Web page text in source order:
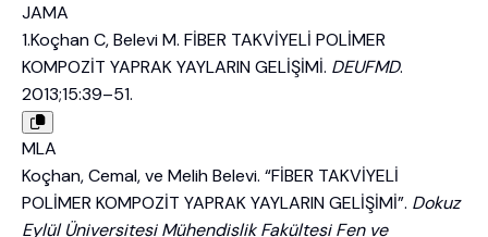
JAMA
1.Koçhan C, Belevi M. FİBER TAKVİYELİ POLİMER
KOMPOZİT YAPRAK YAYLARIN GELİŞİMİ. DEUFMD.
2013;15:39–51.
MLA
Koçhan, Cemal, ve Melih Belevi. “FİBER TAKVİYELİ
POLİMER KOMPOZİT YAPRAK YAYLARIN GELİŞİMİ”. Dokuz
Eylül Üniversitesi Mühendislik Fakültesi Fen ve